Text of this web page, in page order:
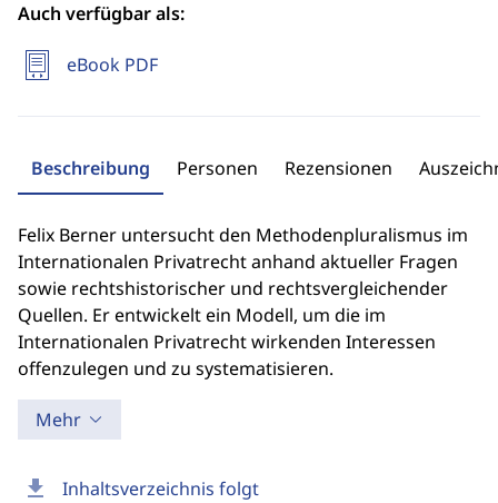
download Inhaltsverzeichnis folgt
Auch verfügbar als:
eBook PDF
Beschreibung Personen Rezensionen
Felix Berner untersucht den Methodenpluralismus im
Internationalen Privatrecht anhand aktueller Fragen
sowie rechtshistorischer und rechtsvergleichender
Quellen. Er entwickelt ein Modell, um die im
Internationalen Privatrecht wirkenden Interessen
offenzulegen und zu systematisieren.
Mehr